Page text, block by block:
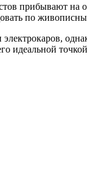
прибывают на
по
электрокаров,
идеальной